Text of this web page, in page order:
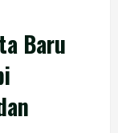
Baru